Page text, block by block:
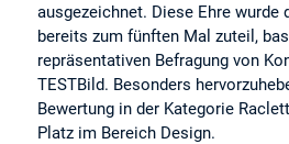
ausgezeichnet. Diese Ehre wurde
bereits zum fünften Mal zuteil,
repräsentativen Befragung von
TESTBild. Besonders
Bewertung in der Kategorie
Platz im Bereich Design.